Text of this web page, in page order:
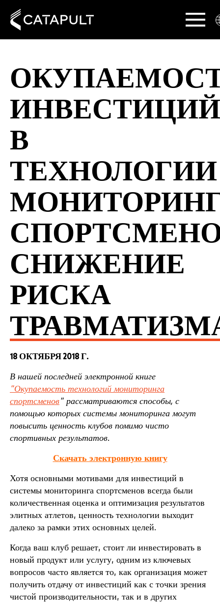
ИНВЕСТИЦИЙ
В
ТЕХНОЛОГИИ
СНИЖЕНИЕ
РИСКА
18 ОКТЯБРЯ 2018 Г.
В нашей последней электронной книге
"Окупаемость технологий мониторинга
спортсменов" рассматриваются способы, с
помощью которых системы мониторинга могут
повысить ценность клубов помимо чисто
спортивных результатов.
Скачать электронную книгу
Хотя основными мотивами для инвестиций в
системы мониторинга спортсменов всегда были
количественная оценка и оптимизация результатов
элитных атлетов, ценность технологии выходит
далеко за рамки этих основных целей.
Когда ваш клуб решает, стоит ли инвестировать в
новый продукт или услугу, одним из ключевых
вопросов часто является то, как организация может
получить отдачу от инвестиций как с точки зрения
чистой производительности, так и в других